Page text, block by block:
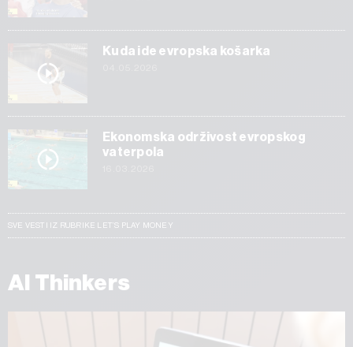
Kuda ide evropska košarka
Ekonomska održivost evropskog
vaterpola
SVE VESTI IZ RUBRIKE LET’S PLAY MONEY
AI Thinkers